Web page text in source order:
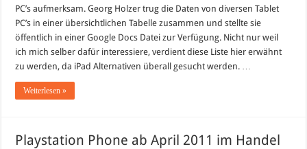
PC’s aufmerksam. Georg Holzer trug die Daten von diversen Tablet
PC’s in einer übersichtlichen Tabelle zusammen und stellte sie
öffentlich in einer Google Docs Datei zur Verfügung. Nicht nur weil
ich mich selber dafür interessiere, verdient diese Liste hier erwähnt
zu werden, da iPad Alternativen überall gesucht werden. …
Weiterlesen »
Playstation Phone ab April 2011 im Handel